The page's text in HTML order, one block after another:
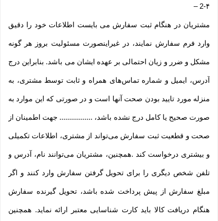
2-۴ –
مشتریان در هنگام ثبت سفارش می بایست اطلاعات خود را دقیق
وارد فرم سفارش نمایند، در غیراینصورت مسئولیت بروز هر گونه
مشکل و ضرر و زیان احتمالی بر عهده ایشان می باشد. بنابراین درج
آدرس، ایمیل و شماره تماس‌های همراه و ثابت توسط مشتری، به
منزله مورد تایید بودن صحت آنها است و در صورتی که این موارد به
صورت صحیح یا کامل درج نشده باشد، ................. جهت اطمینان از
صحت و قطعیت ثبت سفارش می‌تواند از مشتری، اطلاعات تکمیلی
و بیشتری درخواست کند .همچنین، مشتریان می‌توانند نام، آدرس و
تلفن شخص دیگری را برای تحویل گرفتن سفارش وارد کنند و اگر
مبلغ سفارش از پیش پرداخت شده باشد، تحویل گیرنده سفارش
هنگام دریافت کالا باید کارت شناسایی معتبر ارائه نماید. همچنین